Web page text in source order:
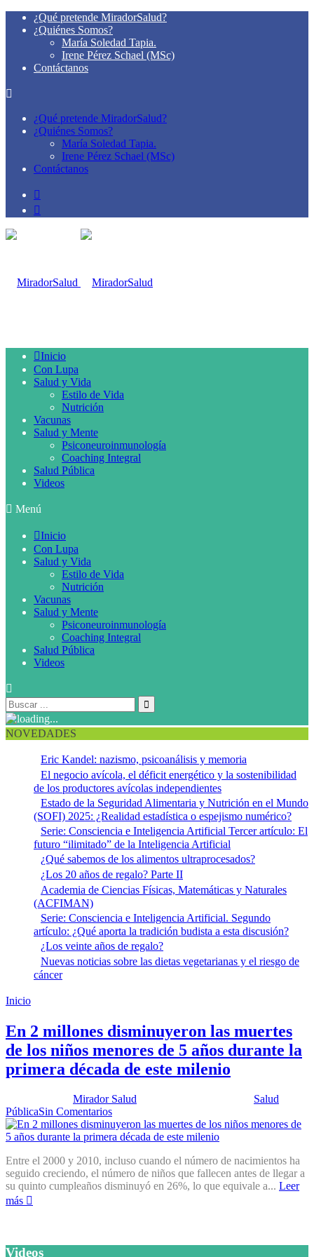
¿Qué pretende MiradorSalud?
¿Quiénes Somos?
María Soledad Tapia.
Irene Pérez Schael (MSc)
Contáctanos
¿Qué pretende MiradorSalud?
¿Quiénes Somos?
María Soledad Tapia.
Irene Pérez Schael (MSc)
Contáctanos
Inicio
Con Lupa
Salud y Vida
Estilo de Vida
Nutrición
Vacunas
Salud y Mente
Psiconeuroinmunología
Coaching Integral
Salud Pública
Videos
Menú
Inicio
Con Lupa
Salud y Vida
Estilo de Vida
Nutrición
Vacunas
Salud y Mente
Psiconeuroinmunología
Coaching Integral
Salud Pública
Videos
NOVEDADES
Eric Kandel: nazismo, psicoanálisis y memoria
El negocio avícola, el déficit energético y la sostenibilidad
de los productores avícolas independientes
Estado de la Seguridad Alimentaria y Nutrición en el Mundo
(SOFI) 2025: ¿Realidad estadística o espejismo numérico?
Serie: Consciencia e Inteligencia Artificial Tercer artículo: El
futuro “ilimitado” de la Inteligencia Artificial
¿Qué sabemos de los alimentos ultraprocesados?
¿Los 20 años de regalo? Parte II
Academia de Ciencias Físicas, Matemáticas y Naturales
(ACFIMAN)
Serie: Consciencia e Inteligencia Artificial. Segundo
artículo: ¿Qué aporta la tradición budista a esta discusión?
¿Los veinte años de regalo?
Nuevas noticias sobre las dietas vegetarianas y el riesgo de
cáncer
Inicio
En 2 millones disminuyeron las muertes
de los niños menores de 5 años durante la
primera década de este milenio
Mirador Salud
Salud
PúblicaSin Comentarios
Entre el 2000 y 2010, incluso cuando el número de nacimientos ha
seguido creciendo, el número de niños que fallecen antes de llegar a
su quinto cumpleaños disminuyó en 26%, lo que equivale a... Leer
más
Videos